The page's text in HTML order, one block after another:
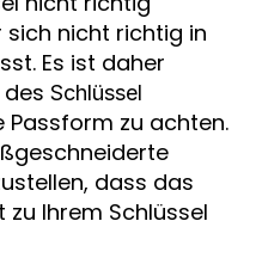
nicht richtig in
Es ist daher
Schlüssel
Passform zu achten.
dass das
zu Ihrem Schlüssel